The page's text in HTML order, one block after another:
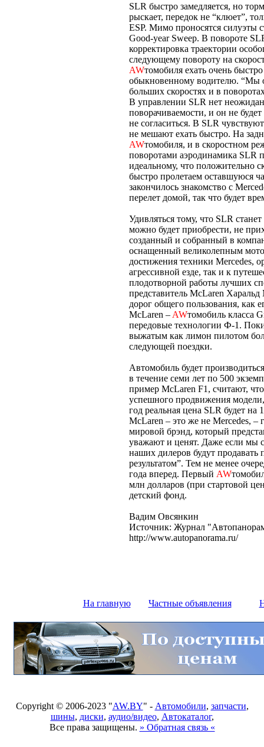
SLR быстро замедляется, но
рыскает, передок не “клюет”,
ESP. Мимо проносятся силуэты
Good-year Sweep. В повороте
корректировка траектории
следующему повороту на
AWтомобиля ехать очень
обыкновенному водителю. “Мы
больших скоростях и в
В управлении SLR нет
поворачиваемости, и он не
не согласиться. В SLR
не мешают ехать быстро. На
AWтомобиля, и в скоростном
поворотами аэродинамика SLR
идеальному, что положительно
быстро пролетаем оставшуюся
закончилось знакомство с
перелет домой, так что будет
Удивляться тому, что SLR
можно будет приобрести, не
созданный и собранный в
оснащенный великолепным
достижения техники Mercedes,
агрессивной езде, так и к
плодотворной работы лучших
представитель McLaren
дорог общего пользования, как
McLaren – AWтомобиль класса
передовые технологии Ф-1.
выжатым как лимон пилотом
следующей поездки.
Автомобиль будет
в течение семи лет по 500
пример McLaren F1, считают,
успешного продвижения
год реальная цена SLR будет
McLaren – это же не Mercedes, –
мировой брэнд, который
уважают и ценят. Даже если мы
наших дилеров будут
результатом”. Тем не менее
года вперед. Первый AW
млн долларов (при стартовой
детский фонд.
Вадим Овсянкин
Источник: Журнал
http://www.autopanorama.ru/
На главную Частные объявления
Copyright © 2006-2023 "AW.BY" - Автомобили, запчасти,
шины, диски, аудио/видео, Автокаталог,
Все права защищены. » Обратная связь «